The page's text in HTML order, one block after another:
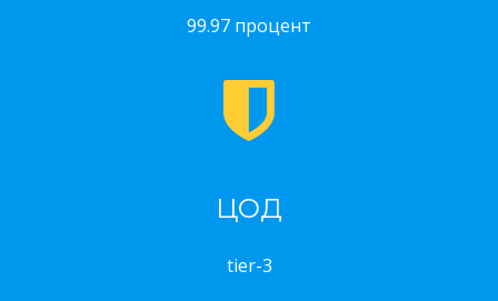
99.97 процент
ЦОД
tier-3